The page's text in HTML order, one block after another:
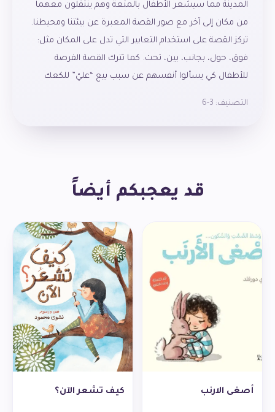
المدينة مما سيشعر الأطفال بالمتعة وهم ينتقلون معهما
من مكان إلى آخر مع صور القصة المعبرة عن بيئتنا ومحيطنا.
تركز القصة على استخدام التعابير التي تدل على المكان مثل:
فوق، حول، بجانب، بين، تحت. كما تترك القصة الفرصة
للأطفال كي يسألوا أنفسهم عن سبب بيع “عليّ” للكعك
التصنيف: 3-6
قد يعجبكم أيضاً
أصغى الارنب كيف تشعر الآن؟